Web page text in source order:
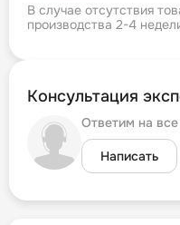
В случае отсутствия
производства 2-4
Консультация
Ответим на
Написать